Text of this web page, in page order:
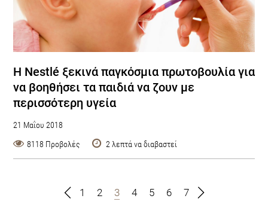
Η Nestlé ξεκινά παγκόσμια πρωτοβουλία για
να βοηθήσει τα παιδιά να ζουν με
περισσότερη υγεία
21 Μαΐου 2018
8118 Προβολές
2 λεπτά να διαβαστεί
1 2 3 4 5 6 7